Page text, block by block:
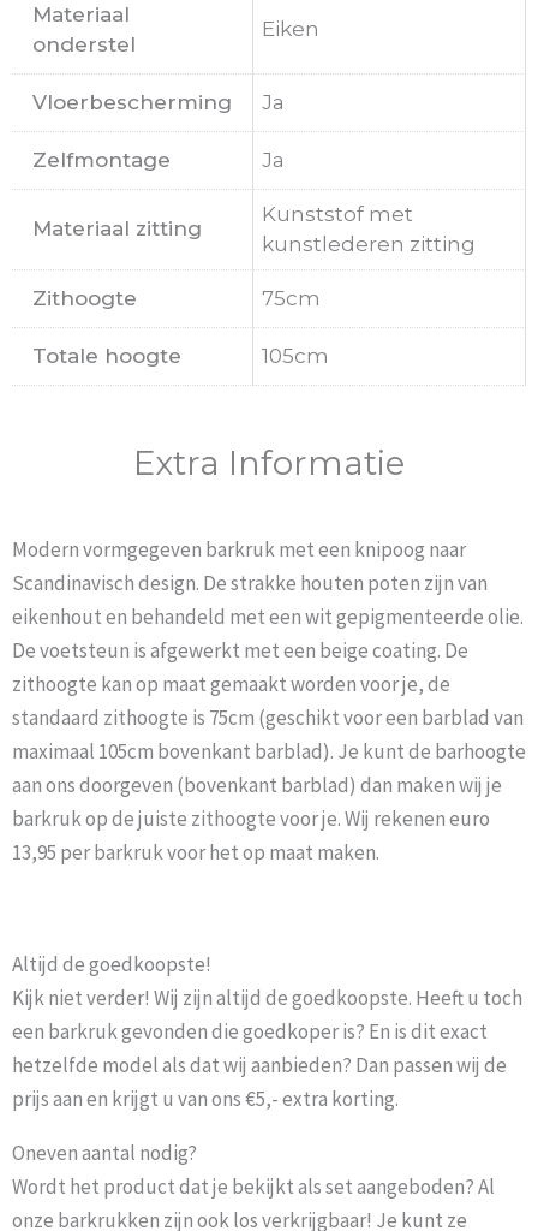
Materiaal
onderstel
Eiken
Vloerbescherming Ja
Zelfmontage Ja
Materiaal zitting
Kunststof met
kunstlederen zitting
Zithoogte 75cm
Totale hoogte 105cm
Extra Informatie
Modern vormgegeven barkruk met een knipoog naar
Scandinavisch design. De strakke houten poten zijn van
eikenhout en behandeld met een wit gepigmenteerde olie.
De voetsteun is afgewerkt met een beige coating. De
zithoogte kan op maat gemaakt worden voor je, de
standaard zithoogte is 75cm (geschikt voor een barblad van
maximaal 105cm bovenkant barblad). Je kunt de barhoogte
aan ons doorgeven (bovenkant barblad) dan maken wij je
barkruk op de juiste zithoogte voor je. Wij rekenen euro
13,95 per barkruk voor het op maat maken.
Altijd de goedkoopste!
Kijk niet verder! Wij zijn altijd de goedkoopste. Heeft u toch
een barkruk gevonden die goedkoper is? En is dit exact
hetzelfde model als dat wij aanbieden? Dan passen wij de
prijs aan en krijgt u van ons €5,- extra korting.
Oneven aantal nodig?
Wordt het product dat je bekijkt als set aangeboden? Al
onze barkrukken zijn ook los verkrijgbaar! Je kunt ze